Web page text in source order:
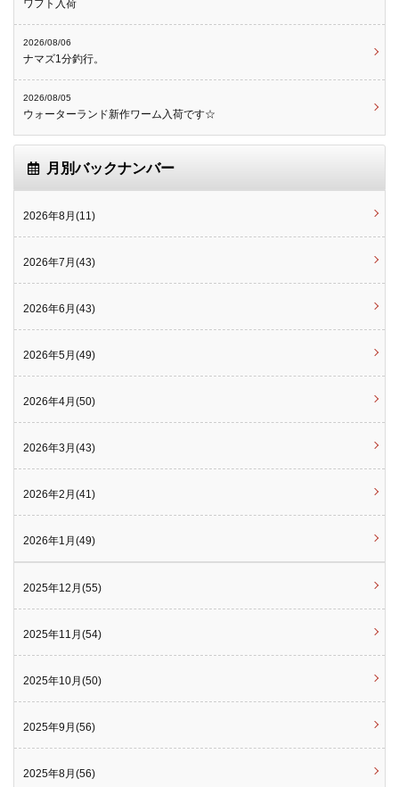
ワフト入荷
2026/08/06
ナマズ1分釣行。
2026/08/05
ウォーターランド新作ワーム入荷です☆
月別バックナンバー
2026年8月(11)
2026年7月(43)
2026年6月(43)
2026年5月(49)
2026年4月(50)
2026年3月(43)
2026年2月(41)
2026年1月(49)
2025年12月(55)
2025年11月(54)
2025年10月(50)
2025年9月(56)
2025年8月(56)